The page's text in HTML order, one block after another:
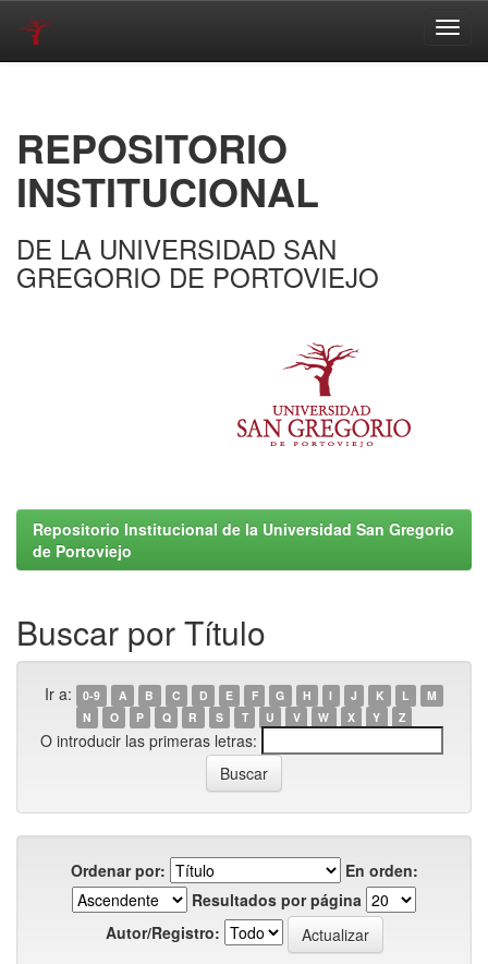
REPOSITORIO
INSTITUCIONAL
DE LA UNIVERSIDAD SAN
GREGORIO DE PORTOVIEJO
Repositorio Institucional de la Universidad San Gregorio
de Portoviejo
Buscar por Título
Ir a: 0-9 A B C D E F G H I J K L
M
N
O P Q R S T U V W X Y Z
O introducir las primeras letras:
Ordenar por:
En orden:
Resultados por página
Autor/Registro: